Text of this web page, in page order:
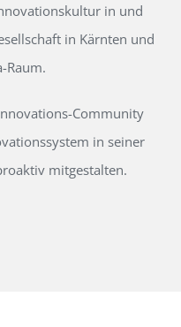
in und
in Kärnten und
Raum.
Community
in seiner
mitgestalten.